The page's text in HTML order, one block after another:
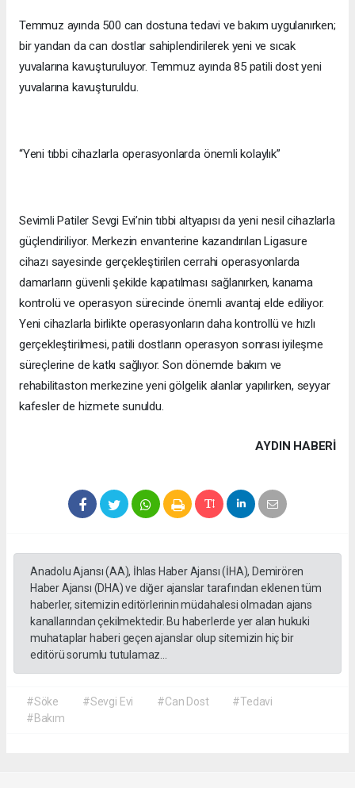
Temmuz ayında 500 can dostuna tedavi ve bakım uygulanırken;
bir yandan da can dostlar sahiplendirilerek yeni ve sıcak
yuvalarına kavuşturuluyor. Temmuz ayında 85 patili dost yeni
yuvalarına kavuşturuldu.
“Yeni tıbbi cihazlarla operasyonlarda önemli kolaylık”
Sevimli Patiler Sevgi Evi’nin tıbbi altyapısı da yeni nesil cihazlarla
güçlendiriliyor. Merkezin envanterine kazandırılan Ligasure
cihazı sayesinde gerçekleştirilen cerrahi operasyonlarda
damarların güvenli şekilde kapatılması sağlanırken, kanama
kontrolü ve operasyon sürecinde önemli avantaj elde ediliyor.
Yeni cihazlarla birlikte operasyonların daha kontrollü ve hızlı
gerçekleştirilmesi, patili dostların operasyon sonrası iyileşme
süreçlerine de katkı sağlıyor. Son dönemde bakım ve
rehabilitaston merkezine yeni gölgelik alanlar yapılırken, seyyar
kafesler de hizmete sunuldu.
AYDIN HABERİ
Anadolu Ajansı (AA), İhlas Haber Ajansı (İHA), Demirören
Haber Ajansı (DHA) ve diğer ajanslar tarafından eklenen tüm
haberler, sitemizin editörlerinin müdahalesi olmadan ajans
kanallarından çekilmektedir. Bu haberlerde yer alan hukuki
muhataplar haberi geçen ajanslar olup sitemizin hiç bir
editörü sorumlu tutulamaz...
#Söke #Sevgi Evi #Can Dost
#Tedavi
#Bakım